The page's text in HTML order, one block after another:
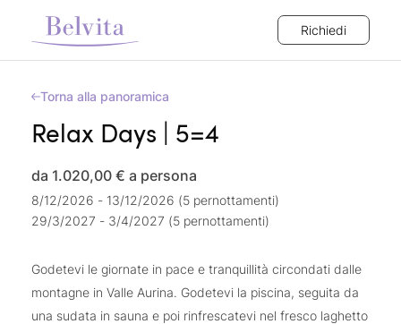
Richiedi
Torna alla panoramica
Relax Days | 5=4
da 1.020,00 € a persona
8/12/2026 - 13/12/2026 (5 pernottamenti)
29/3/2027 - 3/4/2027 (5 pernottamenti)
Godetevi le giornate in pace e tranquillità circondati dalle
montagne in Valle Aurina. Godetevi la piscina, seguita da
una sudata in sauna e poi rinfrescatevi nel fresco laghetto